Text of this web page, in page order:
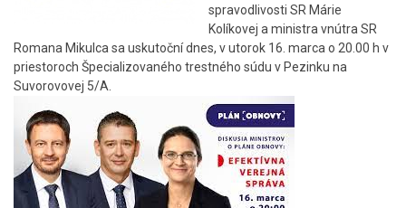
spravodlivosti SR Márie
Kolíkovej a ministra vnútra SR
Romana Mikulca sa uskutoční dnes, v utorok 16. marca o 20.00 h v
priestoroch Špecializovaného trestného súdu v Pezinku na
Suvorovovej 5/A.